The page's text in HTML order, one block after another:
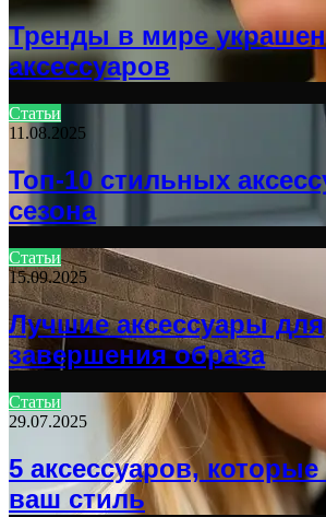
Тренды в мире
аксессуаров
Статьи
11.08.2025
Топ-10 стильных
сезона
Статьи
15.09.2025
Лучшие аксессуары для
завершения образа
Статьи
29.07.2025
5 аксессуаров,
ваш стиль